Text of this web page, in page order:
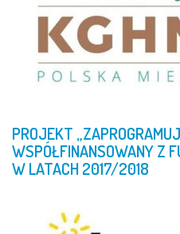
PROJEKT „ZAPROGRAMUJ
WSPÓŁFINANSOWANYZ
WLATACH2017/2018